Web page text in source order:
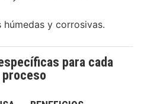
húmedas y corrosivas.
para cada
proceso